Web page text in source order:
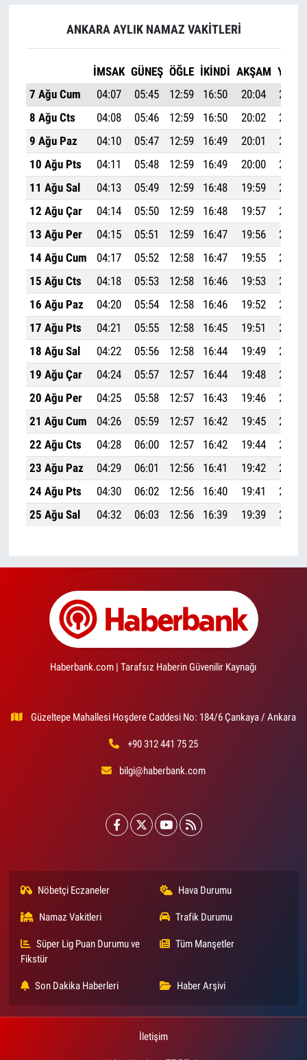
ANKARA AYLIK NAMAZ VAKITLERI
İMSAK GÜNEŞ ÖĞLE İKINDI AKŞAM YATSI
7 Ağu Cum
04:07 05:45 12:59 16:50 20:04
21:35
8 Ağu Cts
04:08 05:46 12:59 16:50 20:02
21:34
9 Ağu Paz
04:10 05:47 12:59 16:49 20:01
21:32
10 Ağu Pts
04:11 05:48 12:59 16:49 20:00
21:30
11 Ağu Sal
04:13 05:49 12:59 16:48 19:59
21:29
12 Ağu Çar
04:14 05:50 12:59 16:48 19:57
21:27
13 Ağu Per
04:15 05:51 12:59 16:47 19:56
21:25
14 Ağu Cum
04:17 05:52 12:58 16:47 19:55
21:23
15 Ağu Cts
04:18 05:53 12:58 16:46 19:53
21:22
16 Ağu Paz
04:20 05:54 12:58 16:46 19:52
21:20
17 Ağu Pts
04:21 05:55 12:58 16:45 19:51
21:18
18 Ağu Sal
04:22 05:56 12:58 16:44 19:49
21:16
19 Ağu Çar
04:24 05:57 12:57 16:44 19:48
21:15
20 Ağu Per
04:25 05:58 12:57 16:43 19:46
21:13
21 Ağu Cum
04:26 05:59 12:57 16:42 19:45
21:11
22 Ağu Cts
04:28 06:00 12:57 16:42 19:44
21:09
23 Ağu Paz
04:29 06:01 12:56 16:41 19:42
21:07
24 Ağu Pts
04:30 06:02 12:56 16:40 19:41
21:06
25 Ağu Sal
04:32 06:03 12:56 16:39 19:39 21:04
Haberbank.com | Tarafsız Haberin Güvenilir Kaynağı
Güzeltepe Mahallesi Hoşdere Caddesi No: 184/6 Çankaya / Ankara
+90 312 441 75 25
bilgi@haberbank.com
Nöbetçi Eczaneler Hava Durumu
Namaz Vakitleri Trafik Durumu
Süper Lig Puan Durumu ve
Fikstür
Tüm Manşetler
Son Dakika Haberleri Haber Arşivi
İletişim